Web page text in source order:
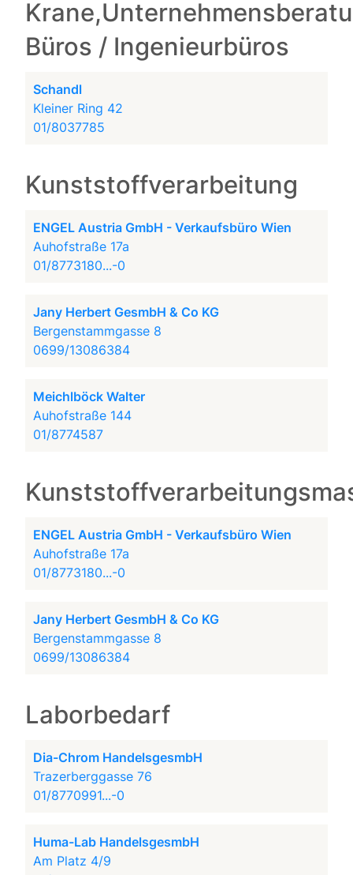
Büros / Ingenieurbüros
Schandl
Kleiner Ring 42
01/8037785
Kunststoffverarbeitung
ENGEL Austria GmbH - Verkaufsbüro Wien
Auhofstraße 17a
01/8773180...-0
Jany Herbert GesmbH & Co KG
Bergenstammgasse 8
0699/13086384
Meichlböck Walter
Auhofstraße 144
01/8774587
ENGEL Austria GmbH - Verkaufsbüro Wien
Auhofstraße 17a
01/8773180...-0
Jany Herbert GesmbH & Co KG
Bergenstammgasse 8
0699/13086384
Laborbedarf
Dia-Chrom HandelsgesmbH
Trazerberggasse 76
01/8770991...-0
Huma-Lab HandelsgesmbH
Am Platz 4/9